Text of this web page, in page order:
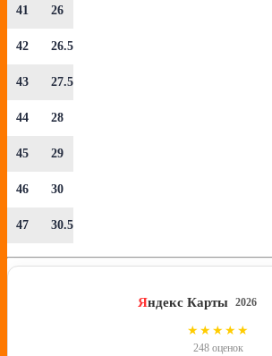
41 26
42 26.5
43 27.5
44 28
45 29
46 30
47 30.5
Яндекс Карты 2026
★★★★★
248 оценок